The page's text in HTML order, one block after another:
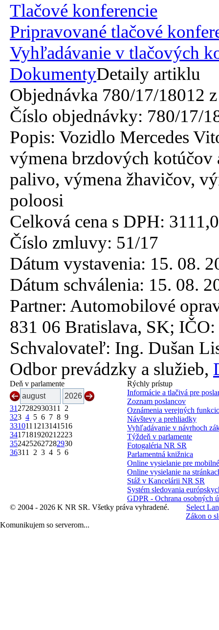
Tlačové konferencie
Pripravované tlačové
Vyhľadávanie v tlačových
DokumentyDetaily artiklu
Objednávka 780/17/18012
Číslo objednávky: 780/17/
Popis: Vozidlo Mercedes
výmena brzdových kotúčov
palivo, výmena žhavičov,
poloosi
Celková cena s DPH:
Číslo zmluvy: 51/17
Dátum vystavenia: 15. 08.
Dátum schválenia: 15. 08.
Partner: Automobilové
831 06 Bratislava, SK;
Schvalovateľ: Ing. Dušan
Odbor prevádzky a služieb,
Deň v parlamente
31 2728293031 1
2
323 4 5 6 7 8 9
331011 1213141516
341718192021 2223
3524252627282930
3631 1 2 3 4 5 6
Rýchly prístup
Informácie a tlačivá pre
Zoznam poslancov
Oznámenia verejných
Návštevy a prehliadky
Vyhľadávanie v návrhoch
Týždeň v parlamente
Fotogaléria NR SR
Parlamentná knižnica
Online vysielanie pre
Online vysielanie na
Stáž v Kancelárii NR SR
Systém sledovania
GDPR - Ochrana osobných
© 2004 - 2026 K NR SR. Všetky práva vyhradené.
Select
Zákon o
Komunikujem so serverom...